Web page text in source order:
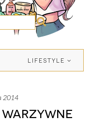
LIFESTYLE
2014